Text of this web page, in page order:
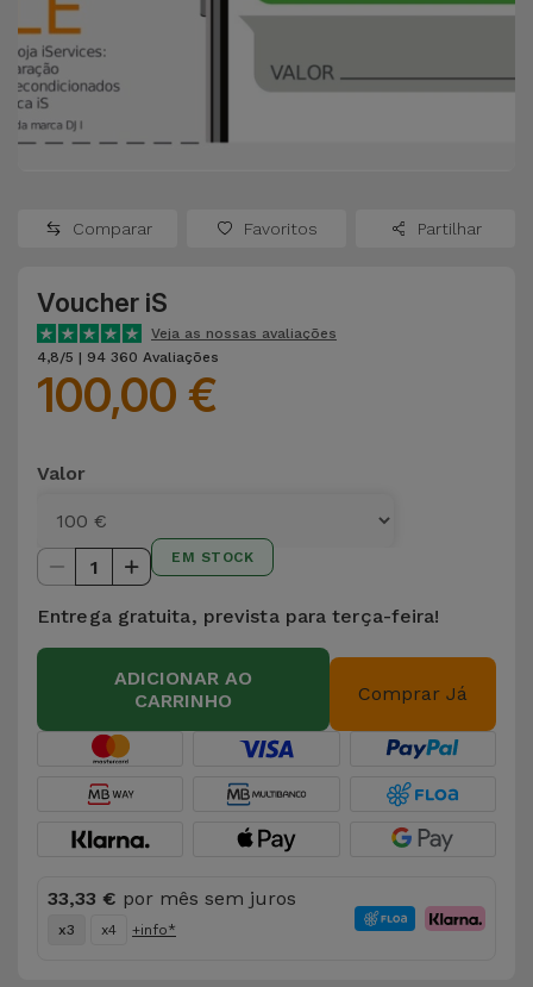
Samsung
Xiaomi
Oppo
OnePlus
Google
Outras
Marcas
Apple Watch
Recondicionados
Samsung
Recondicionados
Recondicionados
Consolas
Recondicionadas
Ver
tudo
Adaptadores
Capas e
Películas
Auriculares
e Colunas
Smartwatches
Correntes
Telemóvel
Gadgets
e Casa
Carteiras,
Malas
Localizadores
e Acessórios
Comparar Favoritos Partilhar
Voucher iS
Veja as nossas avaliações
4,8/5 | 94 360 Avaliações
100,00 €
Valor
1 EM STOCK
Entrega gratuita, prevista para terça-feira!
ADICIONAR AO
CARRINHO
Comprar Já
33,33 € por mês sem juros
x3 x4 +info*